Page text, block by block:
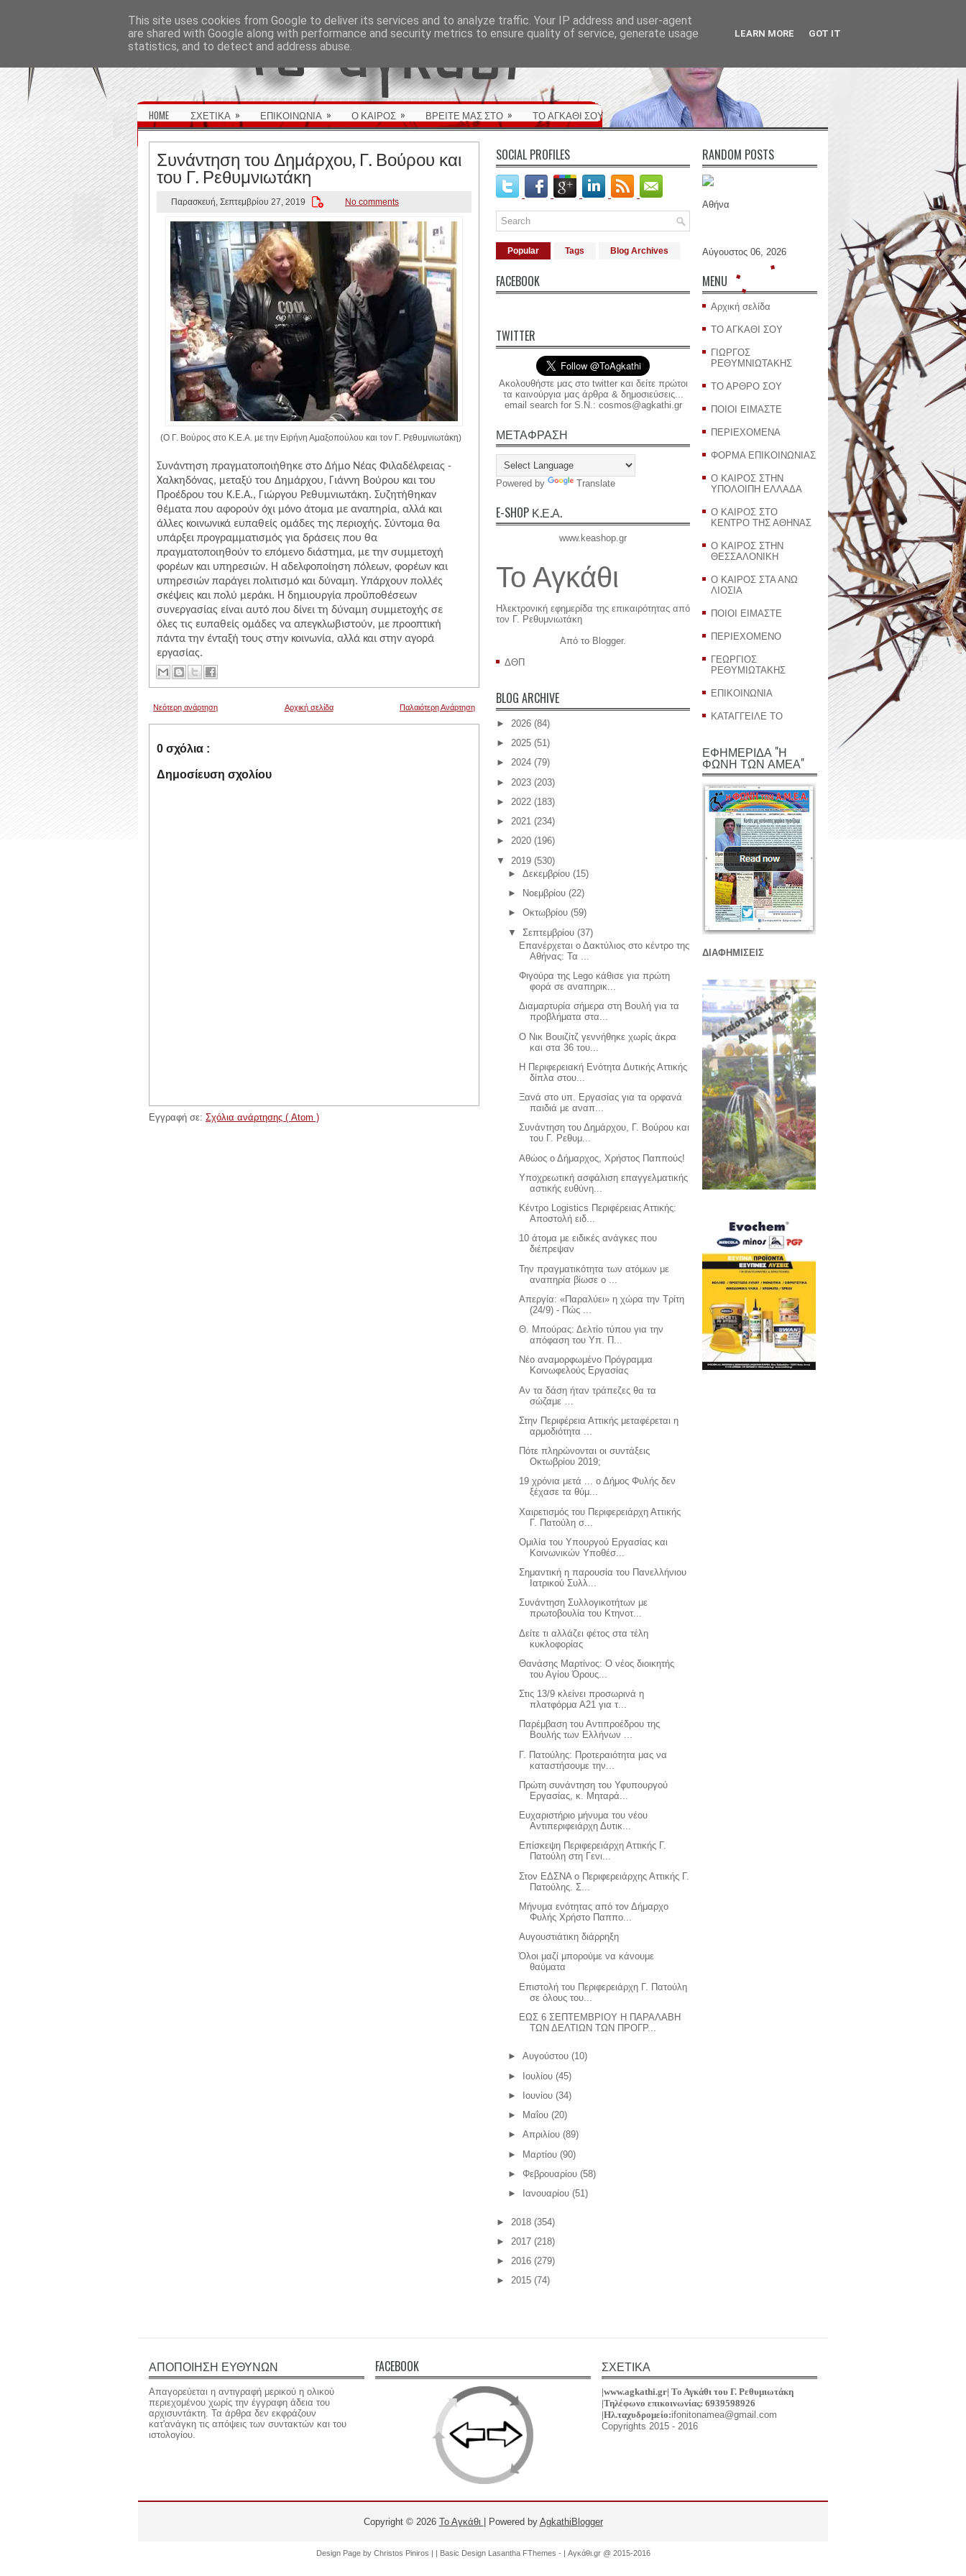
HOME ΣΧΕΤΙΚΑ » ΕΠΙΚΟΙΝΩΝΙΑ » Ο ΚΑΙΡΟΣ » ΒΡΕΙΤΕ ΜΑΣ ΣΤΟ » ΤΟ ΑΓΚΑΘΙ ΣΟΥ
Συνάντηση του Δημάρχου, Γ. Βούρου και
του Γ. Ρεθυμνιωτάκη
Παρασκευή, Σεπτεμβρίου 27, 2019 No comments
(Ο Γ. Βούρος στο Κ.Ε.Α. με την Ειρήνη Αμαξοπούλου και τον Γ. Ρεθυμνιωτάκη)
Συνάντηση πραγματοποιήθηκε στο Δήμο Νέας Φιλαδέλφειας -
Χαλκηδόνας, μεταξύ του Δημάρχου, Γιάννη Βούρου και του
Προέδρου του Κ.Ε.Α., Γιώργου Ρεθυμνιωτάκη. Συζητήθηκαν
θέματα που αφορούν όχι μόνο άτομα με αναπηρία, αλλά και
άλλες κοινωνικά ευπαθείς ομάδες της περιοχής. Σύντομα θα
υπάρξει προγραμματισμός για δράσεις που θα
πραγματοποιηθούν το επόμενο διάστημα, με την συμμετοχή
φορέων και υπηρεσιών. Η αδελφοποίηση πόλεων, φορέων και
υπηρεσιών παράγει πολιτισμό και δύναμη. Υπάρχουν πολλές
σκέψεις και πολύ μεράκι. Η δημιουργία προϋποθέσεων
συνεργασίας είναι αυτό που δίνει τη δύναμη συμμετοχής σε
όλες τις ευπαθείς ομάδες να απεγκλωβιστούν, με προοπτική
πάντα την ένταξή τους στην κοινωνία, αλλά και στην αγορά
εργασίας.
Νεότερη ανάρτηση Παλαιότερη Ανάρτηση
Αρχική σελίδα
0 σχόλια :
Δημοσίευση σχολίου
Εγγραφή σε: Σχόλια ανάρτησης ( Atom )
SOCIAL PROFILES
Popular Tags Blog Archives
FACEBOOK
TWITTER
Ακολουθήστε μας στο twitter και δείτε πρώτοι
τα καινούργια μας άρθρα & δημοσιεύσεις...
email search for S.N.: cosmos@agkathi.gr
ΜΕΤΑΦΡΑΣΗ
Powered by Translate
E-SHOP Κ.Ε.Α.
www.keashop.gr
Το Αγκάθι
Ηλεκτρονική εφημερίδα της επικαιρότητας από
τον Γ. Ρεθυμνιωτάκη
Από το Blogger.
ΔΘΠ
BLOG ARCHIVE
► 2026 (84)
► 2025 (51)
► 2024 (79)
► 2023 (203)
► 2022 (183)
► 2021 (234)
► 2020 (196)
▼
2019 (530)
► Δεκεμβρίου (15)
►
Νοεμβρίου (22)
► Οκτωβρίου (59)
▼
Σεπτεμβρίου (37)
Επανέρχεται ο Δακτύλιος στο κέντρο της
Αθήνας: Τα ...
Φιγούρα της Lego κάθισε για πρώτη
φορά σε αναπηρικ...
Διαμαρτυρία σήμερα στη Βουλή για τα
προβλήματα στα...
Ο Νικ Βουιζίτζ γεννήθηκε χωρίς άκρα
και στα 36 του...
Η Περιφερειακή Ενότητα Δυτικής Αττικής
δίπλα στου...
Ξανά στο υπ. Εργασίας για τα ορφανά
παιδιά με αναπ...
Συνάντηση του Δημάρχου, Γ. Βούρου και
του Γ. Ρεθυμ...
Αθώος ο Δήμαρχος, Χρήστος Παππούς!
Υποχρεωτική ασφάλιση επαγγελματικής
αστικής ευθύνη...
Κέντρο Logistics Περιφέρειας Αττικής:
Αποστολή ειδ...
10 άτομα με ειδικές ανάγκες που
διέπρεψαν
Την πραγματικότητα των ατόμων με
αναπηρία βίωσε ο ...
Απεργία: «Παραλύει» η χώρα την Τρίτη
(24/9) - Πώς ...
Θ. Μπούρας: Δελτίο τύπου για την
απόφαση του Υπ. Π...
Νέο αναμορφωμένο Πρόγραμμα
Κοινωφελούς Εργασίας
Αν τα δάση ήταν τράπεζες θα τα
σώζαμε …
Στην Περιφέρεια Αττικής μεταφέρεται η
αρμοδιότητα ...
Πότε πληρώνονται οι συντάξεις
Οκτωβρίου 2019;
19 χρόνια μετά ... ο Δήμος Φυλής δεν
ξέχασε τα θύμ...
Χαιρετισμός του Περιφερειάρχη Αττικής
Γ. Πατούλη σ...
Ομιλία του Υπουργού Εργασίας και
Κοινωνικών Υποθέσ...
Σημαντική η παρουσία του Πανελλήνιου
Ιατρικού Συλλ...
Συνάντηση Συλλογικοτήτων με
πρωτοβουλία του Κτηνοτ...
Δείτε τι αλλάζει φέτος στα τέλη
κυκλοφορίας
Θανάσης Μαρτίνος: Ο νέος διοικητής
του Αγίου Όρους...
Στις 13/9 κλείνει προσωρινά η
πλατφόρμα Α21 για τ...
Παρέμβαση του Αντιπροέδρου της
Βουλής των Ελλήνων ...
Γ. Πατούλης: Προτεραιότητα μας να
καταστήσουμε την...
Πρώτη συνάντηση του Υφυπουργού
Εργασίας, κ. Μηταρά...
Ευχαριστήριο μήνυμα του νέου
Αντιπεριφειάρχη Δυτικ...
Επίσκεψη Περιφερειάρχη Αττικής Γ.
Πατούλη στη Γενι...
Στον ΕΔΣΝΑ ο Περιφερειάρχης Αττικής Γ.
Πατούλης. Σ...
Μήνυμα ενότητας από τον Δήμαρχο
Φυλής Χρήστο Παππο...
Αυγουστιάτικη διάρρηξη
Όλοι μαζί μπορούμε να κάνουμε
θαύματα
Επιστολή του Περιφερειάρχη Γ. Πατούλη
σε όλους του...
ΕΩΣ 6 ΣΕΠΤΕΜΒΡΙΟΥ H ΠΑΡΑΛΑΒΗ
ΤΩΝ ΔΕΛΤΙΩΝ ΤΩΝ ΠΡΟΓΡ...
► Αυγούστου (10)
► Ιουλίου (45)
►
Ιουνίου (34)
►
Μαΐου (20)
► Απριλίου (89)
► Μαρτίου (90)
► Φεβρουαρίου (58)
►
Ιανουαρίου (51)
► 2018 (354)
► 2017 (218)
► 2016 (279)
► 2015 (74)
RANDOM POSTS
Αθήνα
Αύγουστος 06, 2026
MENU
Αρχική σελίδα
ΤΟ ΑΓΚΑΘΙ ΣΟΥ
ΓΙΩΡΓΟΣ
ΡΕΘΥΜΝΙΩΤΑΚΗΣ
ΤΟ ΑΡΘΡΟ ΣΟΥ
ΠΟΙΟΙ ΕΙΜΑΣΤΕ
ΠΕΡΙΕΧΟΜΕΝΑ
ΦΟΡΜΑ ΕΠΙΚΟΙΝΩΝΙΑΣ
Ο ΚΑΙΡΟΣ ΣΤΗΝ
ΥΠΟΛΟΙΠΗ ΕΛΛΑΔΑ
Ο ΚΑΙΡΟΣ ΣΤΟ
ΚΕΝΤΡΟ ΤΗΣ ΑΘΗΝΑΣ
Ο ΚΑΙΡΟΣ ΣΤΗΝ
ΘΕΣΣΑΛΟΝΙΚΗ
Ο ΚΑΙΡΟΣ ΣΤΑ ΑΝΩ
ΛΙΟΣΙΑ
ΠΟΙΟΙ ΕΙΜΑΣΤΕ
ΠΕΡΙΕΧΟΜΕΝΟ
ΓΕΩΡΓΙΟΣ
ΡΕΘΥΜΙΩΤΑΚΗΣ
ΕΠΙΚΟΙΝΩΝΙΑ
ΚΑΤΑΓΓΕΙΛΕ ΤΟ
ΕΦΗΜΕΡΙΔΑ "Η
ΦΩΝΗ ΤΩΝ ΑΜΕΑ"
ΔΙΑΦΗΜΙΣΕΙΣ
ΑΠΟΠΟΙΗΣΗ ΕΥΘΥΝΩΝ
Απαγορεύεται η αντιγραφή μερικού η ολικού
περιεχομένου χωρίς την έγγραφη άδεια του
αρχισυντάκτη. Τα άρθρα δεν εκφράζουν
κατ'ανάγκη τις απόψεις των συντακτών και του
ιστολογίου.
FACEBOOK ΣΧΕΤΙΚΑ
|www.agkathi.gr| Το Αγκάθι του Γ. Ρεθυμιωτάκη
|Τηλέφωνο επικοινωνίας: 6939598926
|Hλ.ταχυδρομείο:ifonitonamea@gmail.com
Copyrights 2015 - 2016
Copyright © 2026 Το Αγκάθι | Powered by AgkathiBlogger
Design Page by Christos Piniros | | Basic Design Lasantha FThemes - Αγκάθι.gr @ 2015-2016
This site uses cookies from Google to deliver its services and to analyze traffic. Your IP address and user-agent
are shared with Google along with performance and security metrics to ensure quality of service, generate usage
statistics, and to detect and address abuse.
LEARN MORE GOT IT